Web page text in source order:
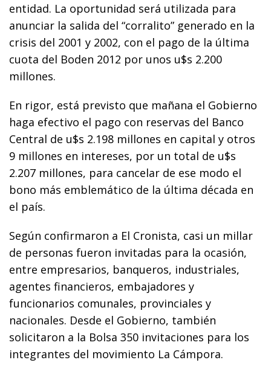
entidad. La oportunidad será utilizada para
anunciar la salida del “corralito” generado en la
crisis del 2001 y 2002, con el pago de la última
cuota del Boden 2012 por unos u$s 2.200
millones.
En rigor, está previsto que mañana el Gobierno
haga efectivo el pago con reservas del Banco
Central de u$s 2.198 millones en capital y otros
9 millones en intereses, por un total de u$s
2.207 millones, para cancelar de ese modo el
bono más emblemático de la última década en
el país.
Según confirmaron a El Cronista, casi un millar
de personas fueron invitadas para la ocasión,
entre empresarios, banqueros, industriales,
agentes financieros, embajadores y
funcionarios comunales, provinciales y
nacionales. Desde el Gobierno, también
solicitaron a la Bolsa 350 invitaciones para los
integrantes del movimiento La Cámpora.